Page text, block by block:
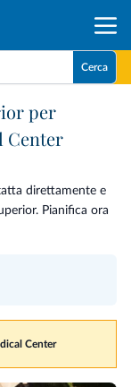
Cerca
per
Center
direttamente e
Pianifica ora
Center